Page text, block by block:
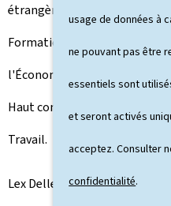
usage de données à
ne pouvant pas être
essentiels sont
et seront activés
acceptez. Consulter
confidentialité.
étrangères, l'Enseignement
Formation professionnelle
l'Économie, des PME, de
Haut comité en étroite
Travail.
Lex Delles a rappelé que